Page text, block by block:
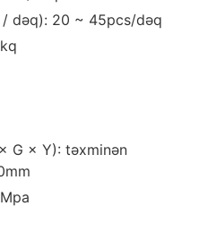
dəq): 20 ~ 45pcs/dəq
G × Y): təxminən